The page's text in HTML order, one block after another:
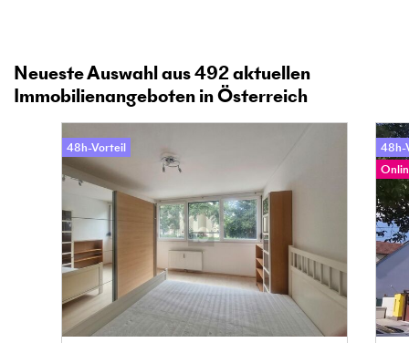
Neueste Auswahl aus492aktuellen
Immobilienangeboten in Österreich
48h-Vorteil
48h-